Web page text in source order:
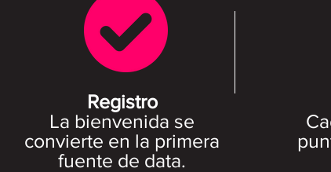
Registro
La bienvenida se
convierte en la primera
fuente de data.